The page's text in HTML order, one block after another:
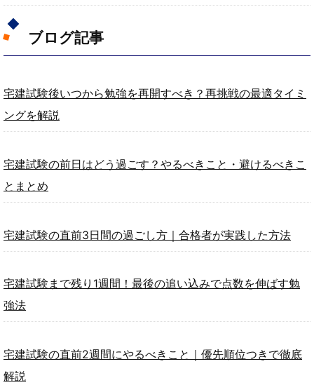
ブログ記事
宅建試験後いつから勉強を再開すべき？再挑戦の最適タイミ
ングを解説
宅建試験の前日はどう過ごす？やるべきこと・避けるべきこ
とまとめ
宅建試験の直前3日間の過ごし方｜合格者が実践した方法
宅建試験まで残り1週間！最後の追い込みで点数を伸ばす勉
強法
宅建試験の直前2週間にやるべきこと｜優先順位つきで徹底
解説